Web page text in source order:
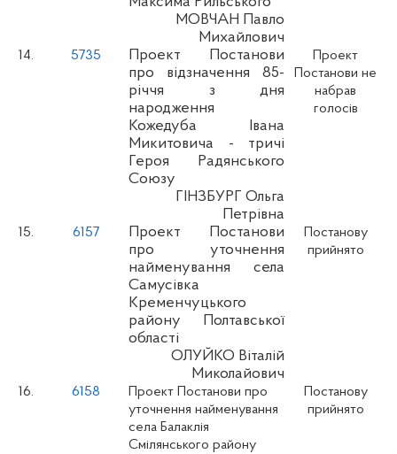
МОВЧАН Павло
Михайлович
14. 5735
Проект Постанови
про відзначення 85-
річчя з дня
народження
Кожедуба Івана
Микитовича - тричі
Героя Радянського
Союзу
ГІНЗБУРГ Ольга
Петрівна
Проект
Постанови не
набрав
голосів
15. 6157
Проект Постанови
про уточнення
найменування села
Самусівка
Кременчуцького
району Полтавської
області
ОЛУЙКО Віталій
Миколайович
Постанову
прийнято
16. 6158
Проект Постанови про
уточнення найменування
села Балаклія
Смілянського району
Постанову
прийнято